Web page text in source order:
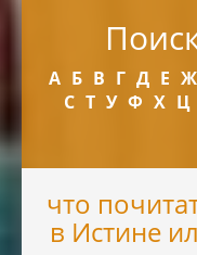
А Б В Г Д Е Ж
С Т У Ф Х Ц
что
в Истине